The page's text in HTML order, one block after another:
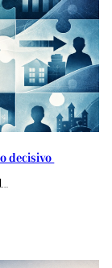
decisivo